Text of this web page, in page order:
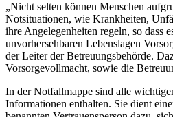
„Nicht selten können Menschen
Notsituationen, wie Krankheiten,
ihre Angelegenheiten regeln, so dass
unvorhersehbaren Lebenslagen
der Leiter der Betreuungsbehörde.
Vorsorgevollmacht, sowie die
In der Notfallmappe sind alle
Informationen enthalten. Sie dient